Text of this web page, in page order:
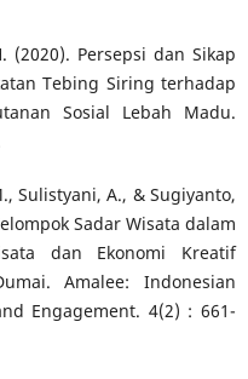
(2020). Persepsi dan Sikap
Tebing Siring terhadap
Sosial Lebah Madu.
Sulistyani, A., & Sugiyanto,
Sadar Wisata dalam
dan Ekonomi Kreatif
Amalee: Indonesian
Engagement. 4(2) : 661-